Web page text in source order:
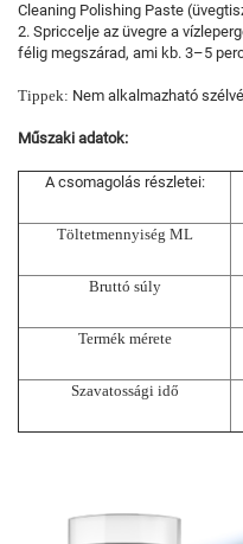
Cleaning Polishing Paste
2. Spriccelje az üvegre a
félig megszárad, ami kb. 3–5
Tippek: Nem alkalmazható
Műszaki adatok:
A csomagolás részletei:
Töltetmennyiség ML
Bruttó súly
Termék mérete
Szavatossági idő